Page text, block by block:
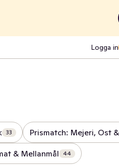
Logga in
33 Prismatch: Mejeri, Ost
& Mellanmål 44